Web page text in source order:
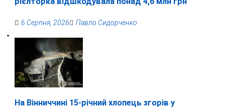
6 Серпня, 2026 Павло Сидорченко
На Вінниччині 15-річний хлопець згорів у